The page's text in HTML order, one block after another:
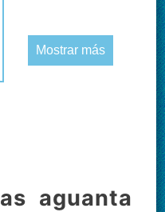
Mostrar más
aguanta